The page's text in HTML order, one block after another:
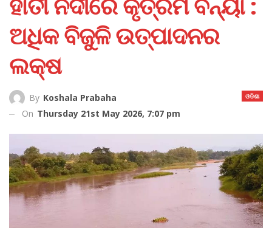
ଅଧିକ ବିଜୁଳି ଉତ୍ପାଦନର
ଲକ୍ଷ
ଓଡିଶା
By Koshala Prabaha
On Thursday 21st May 2026, 7:07 pm